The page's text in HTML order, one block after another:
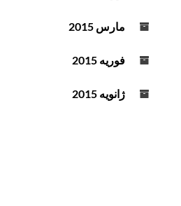
مارس 2015
فوریه 2015
ژانویه 2015